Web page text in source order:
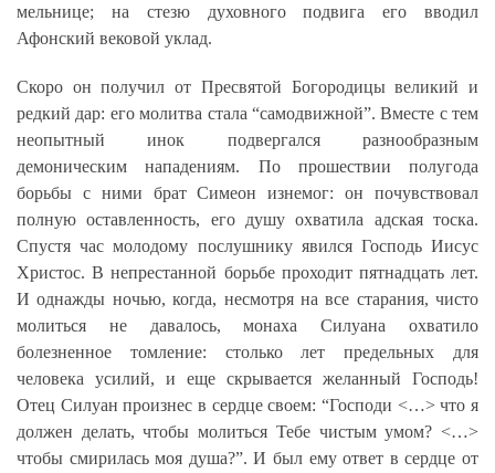
мельнице; на стезю духовного подвига его вводил
Афонский вековой уклад.
Скоро он получил от Пресвятой Богородицы великий и
редкий дар: его молитва стала “самодвижной”. Вместе с тем
неопытный инок подвергался разнообразным
демоническим нападениям. По прошествии полугода
борьбы с ними брат Симеон изнемог: он почувствовал
полную оставленность, его душу охватила адская тоска.
Спустя час молодому послушнику явился Господь Иисус
Христос. В непрестанной борьбе проходит пятнадцать лет.
И однажды ночью, когда, несмотря на все старания, чисто
молиться не давалось, монаха Силуана охватило
болезненное томление: столько лет предельных для
человека усилий, и еще скрывается желанный Господь!
Отец Силуан произнес в сердце своем: “Господи <…> что я
должен делать, чтобы молиться Тебе чистым умом? <…>
чтобы смирилась моя душа?”. И был ему ответ в сердце от